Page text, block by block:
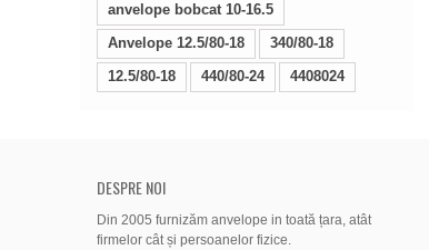
anvelope bobcat 10-16.5
Anvelope 12.5/80-18
340/80-18
12.5/80-18
440/80-24 4408024
DESPRE NOI
Din 2005 furnizăm anvelope in toată țara, atât
firmelor cât și persoanelor fizice.